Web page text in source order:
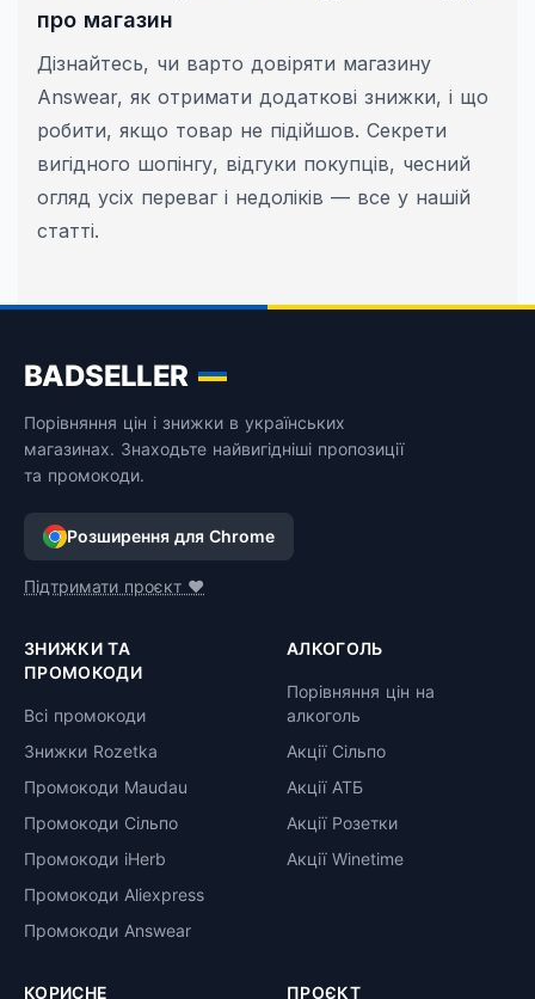
про магазин
Дізнайтесь, чи варто довіряти магазину
Answear, як отримати додаткові знижки, і що
робити, якщо товар не підійшов. Секрети
вигідного шопінгу, відгуки покупців, чесний
огляд усіх переваг і недоліків — все у нашій
статті.
BADSELLER
Порівняння цін і знижки в українських
магазинах. Знаходьте найвигідніші пропозиції
та промокоди.
Розширення для Chrome
Підтримати проєкт ❤️
ЗНИЖКИ ТА
ПРОМОКОДИ
Всі промокоди
Знижки Rozetka
Промокоди Maudau
Промокоди Сільпо
Промокоди iHerb
Промокоди Aliexpress
Промокоди Answear
АЛКОГОЛЬ
Порівняння цін на
алкоголь
Акції Сільпо
Акції АТБ
Акції Розетки
Акції Winetime
КОРИСНЕ ПРОЄКТ